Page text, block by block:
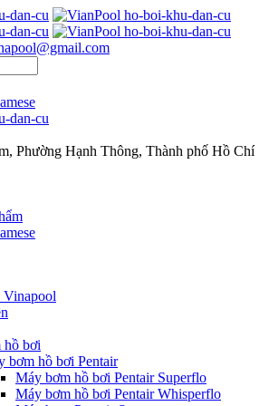
Phường Hạnh Thông, Thành phố Hồ Chí
hồ bơi
bơm hồ bơi Pentair
Máy bơm hồ bơi Pentair Superflo
Máy bơm hồ bơi Pentair Whisperflo